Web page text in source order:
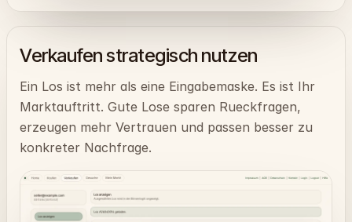
Verkaufen strategisch nutzen
Ein Los ist mehr als eine Eingabemaske. Es ist Ihr
Marktauftritt. Gute Lose sparen Rueckfragen,
erzeugen mehr Vertrauen und passen besser zu
konkreter Nachfrage.